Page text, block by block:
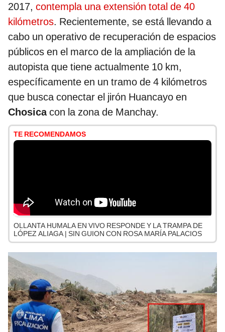
2017, contempla una extensión total de 40
kilómetros. Recientemente, se está llevando a
cabo un operativo de recuperación de espacios
públicos en el marco de la ampliación de la
autopista que tiene actualmente 10 km,
específicamente en un tramo de 4 kilómetros
que busca conectar el jirón Huancayo en
Chosicacon la zona de Manchay.
TE RECOMENDAMOS
OLLANTA HUMALA EN VIVO RESPONDE Y LA TRAMPA DE
LÓPEZ ALIAGA | SIN GUION CON ROSA MARÍA PALACIOS